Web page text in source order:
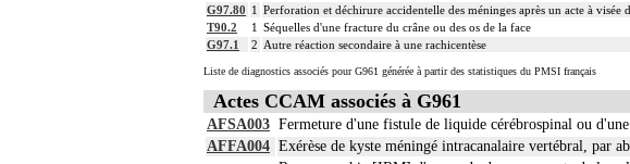
G97.80 1 Perforation et déchirure accidentelle des méninges après un acte à
T90.2
1 Séquelles d'une fracture du crâne ou des os de la face
G97.1
2 Autre réaction secondaire à une rachicentèse
Liste de diagnostics associés pour G961 générée à partir des statistiques du PMSI français
Actes CCAM associés à G961
AFSA003 Fermeture d'une fistule de liquide cérébrospinal ou
AFFA004 Exérèse de kyste méningé intracanalaire vertébral, par